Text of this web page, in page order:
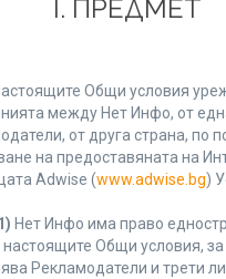
І. ПРЕДМЕТ
Общи условия
между Нет Инфо, от
от друга страна, по
на предоставяната на
Adwise (www.adwise.bg)
Нет Инфо има право
Общи условия, за
Рекламодатели и трети